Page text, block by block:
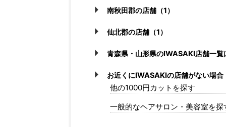
南秋田郡の店舗（1）
仙北郡の店舗（1）
青森県・山形県のIWASAKI店舗一覧
お近くにIWASAKIの店舗がない場合
他の1000円カットを探す
一般的なヘアサロン・美容室を探